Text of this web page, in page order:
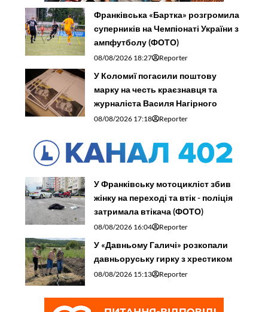
Франківська «Бартка» розгромила
суперників на Чемпіонаті України з
ампфутболу (ФОТО)
08/08/2026 18:27 Reporter
У Коломиї погасили поштову
марку на честь краєзнавця та
журналіста Василя Нагірного
08/08/2026 17:18 Reporter
У Франківську мотоцикліст збив
жінку на переході та втік - поліція
затримала втікача (ФОТО)
08/08/2026 16:04 Reporter
У «Давньому Галичі» розкопали
давньоруську гирку з хрестиком
08/08/2026 15:13 Reporter